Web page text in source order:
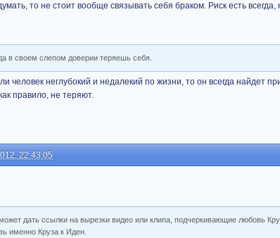
то не стоит вообще связывать себя браком. Риск есть
в своем слепом доверии теряешь себя.
человек неглубокий и недалекий по жизни, то он всегда найдет
правило, не теряют.
22:43:05
дать ссылки на вырезки видео или клипа, подчеркивающие любовь
именно Круза к Иден.